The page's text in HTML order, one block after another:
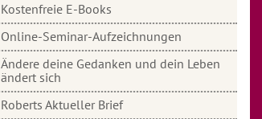
Kostenfreie E-Books
Online-Seminar-Aufzeichnungen
Ändere deine Gedanken und dein Leben
ändert sich
Roberts Aktueller Brief